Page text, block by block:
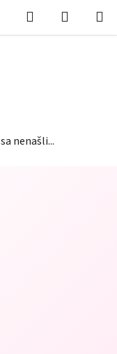
Hľadať
KOŠÍK
sa nenašli...